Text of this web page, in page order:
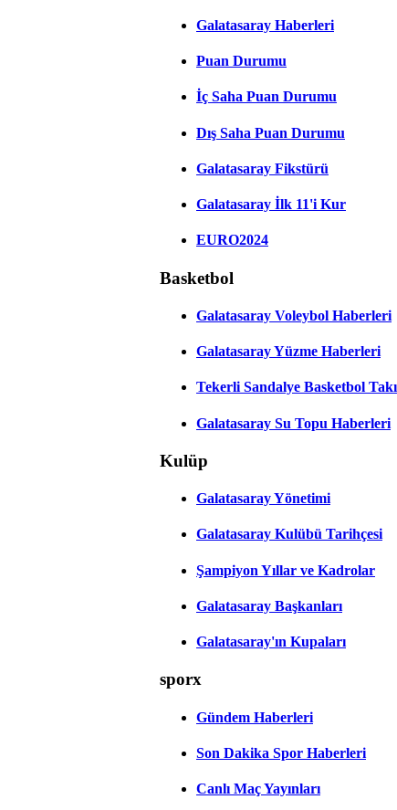
Galatasaray Haberleri
Puan Durumu
İç Saha Puan Durumu
Dış Saha Puan Durumu
Galatasaray Fikstürü
Galatasaray İlk 11'i Kur
EURO2024
Basketbol
Galatasaray Voleybol Haberleri
Galatasaray Yüzme Haberleri
Tekerli Sandalye Basketbol
Galatasaray Su Topu Haberleri
Kulüp
Galatasaray Yönetimi
Galatasaray Kulübü Tarihçesi
Şampiyon Yıllar ve Kadrolar
Galatasaray Başkanları
Galatasaray'ın Kupaları
sporx
Gündem Haberleri
Son Dakika Spor Haberleri
Canlı Maç Yayınları